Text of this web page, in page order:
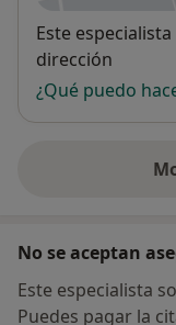
Disponibilidad
Este
dirección
¿Qué puedo
No se aceptan
Este especialista
Puedes pagar la